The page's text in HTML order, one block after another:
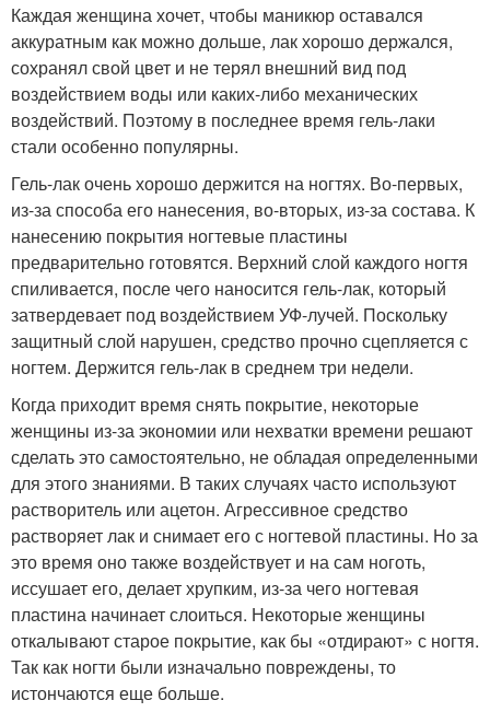
Каждая женщина хочет, чтобы маникюр оставался
аккуратным как можно дольше, лак хорошо держался,
сохранял свой цвет и не терял внешний вид под
воздействием воды или каких-либо механических
воздействий. Поэтому в последнее время гель-лаки
стали особенно популярны.
Гель-лак очень хорошо держится на ногтях. Во-первых,
из-за способа его нанесения, во-вторых, из-за состава. К
нанесению покрытия ногтевые пластины
предварительно готовятся. Верхний слой каждого ногтя
спиливается, после чего наносится гель-лак, который
затвердевает под воздействием УФ-лучей. Поскольку
защитный слой нарушен, средство прочно сцепляется с
ногтем. Держится гель-лак в среднем три недели.
Когда приходит время снять покрытие, некоторые
женщины из-за экономии или нехватки времени решают
сделать это самостоятельно, не обладая определенными
для этого знаниями. В таких случаях часто используют
растворитель или ацетон. Агрессивное средство
растворяет лак и снимает его с ногтевой пластины. Но за
это время оно также воздействует и на сам ноготь,
иссушает его, делает хрупким, из-за чего ногтевая
пластина начинает слоиться. Некоторые женщины
откалывают старое покрытие, как бы «отдирают» с ногтя.
Так как ногти были изначально повреждены, то
истончаются еще больше.